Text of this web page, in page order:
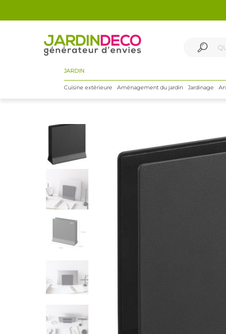
JARDIN
Cuisine extérieure Aménagement du jardin Jardinage